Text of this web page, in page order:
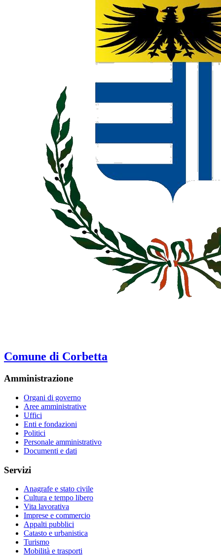
Comune di Corbetta
Amministrazione
Organi di governo
Aree amministrative
Uffici
Enti e fondazioni
Politici
Personale amministrativo
Documenti e dati
Servizi
Anagrafe e stato civile
Cultura e tempo libero
Vita lavorativa
Imprese e commercio
Appalti pubblici
Catasto e urbanistica
Turismo
Mobilità e trasporti